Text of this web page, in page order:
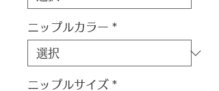
ニップルカラー *
ニップルサイズ *